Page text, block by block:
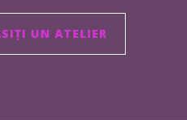
UN ATELIER